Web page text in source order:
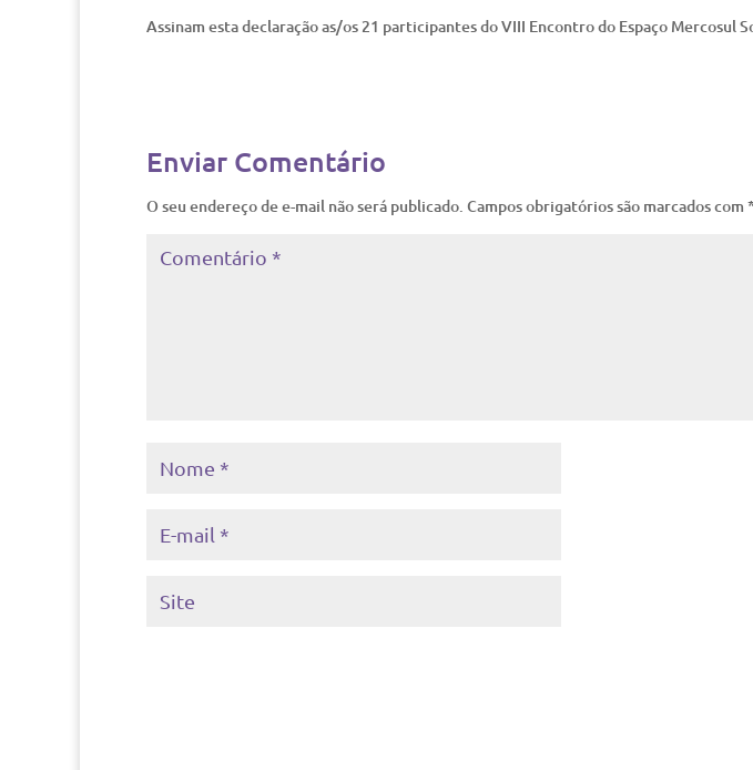
Assinam esta declaração as/os 21 participantes do VIII Encontro do Espaço Mercosul
Enviar Comentário
O seu endereço de e-mail não será publicado. Campos obrigatórios são marcados com *